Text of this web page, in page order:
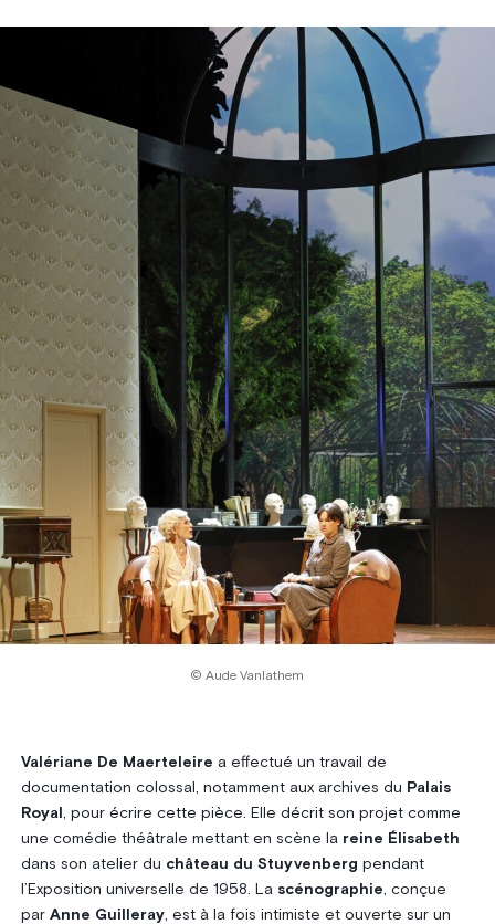
© Aude Vanlathem
Valériane De Maerteleire a effectué un travail de
documentation colossal, notamment aux archives du Palais
Royal , pour écrire cette pièce. Elle décrit son projet comme
une comédie théâtrale mettant en scène la reine Élisabeth
dans son atelier du château du Stuyvenberg pendant
l’Exposition universelle de 1958. La scénographie, conçue
par Anne Guilleray, est à la fois intimiste et ouverte sur un